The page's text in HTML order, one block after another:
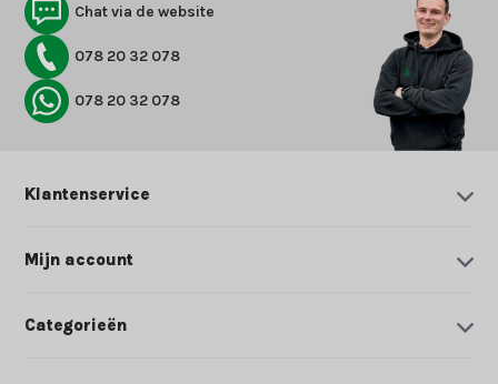
Chat via de website
078 20 32 078
078 20 32 078
Klantenservice
Mijn account
Categorieën